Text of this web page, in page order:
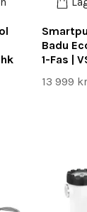
Badu
1-Fas |
13 999 kr